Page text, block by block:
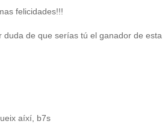
felicidades!!!
duda de que serías tú el ganador de esta
aíxí, b7s